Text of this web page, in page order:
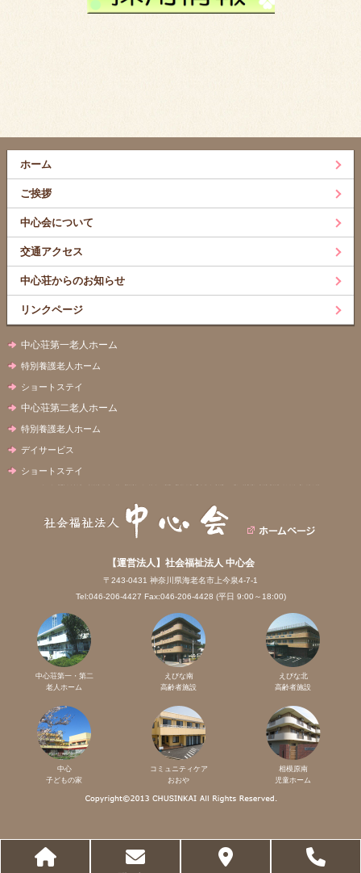
ホーム
ご挨拶
中心会について
交通アクセス
中心荘からのお知らせ
リンクページ
中心荘第一老人ホーム
特別養護老人ホーム
ショートステイ
中心荘第二老人ホーム
特別養護老人ホーム
デイサービス
ショートステイ
【運営法人】社会福祉法人 中心会
〒243-0431 神奈川県海老名市上今泉4-7-1
Tel:046-206-4427 Fax:046-206-4428 (平日 9:00～18:00)
中心荘第一・第二
老人ホーム
えびな南
高齢者施設
えびな北
高齢者施設
中心
子どもの家
コミュニティケア
おおや
相模原南
児童ホーム